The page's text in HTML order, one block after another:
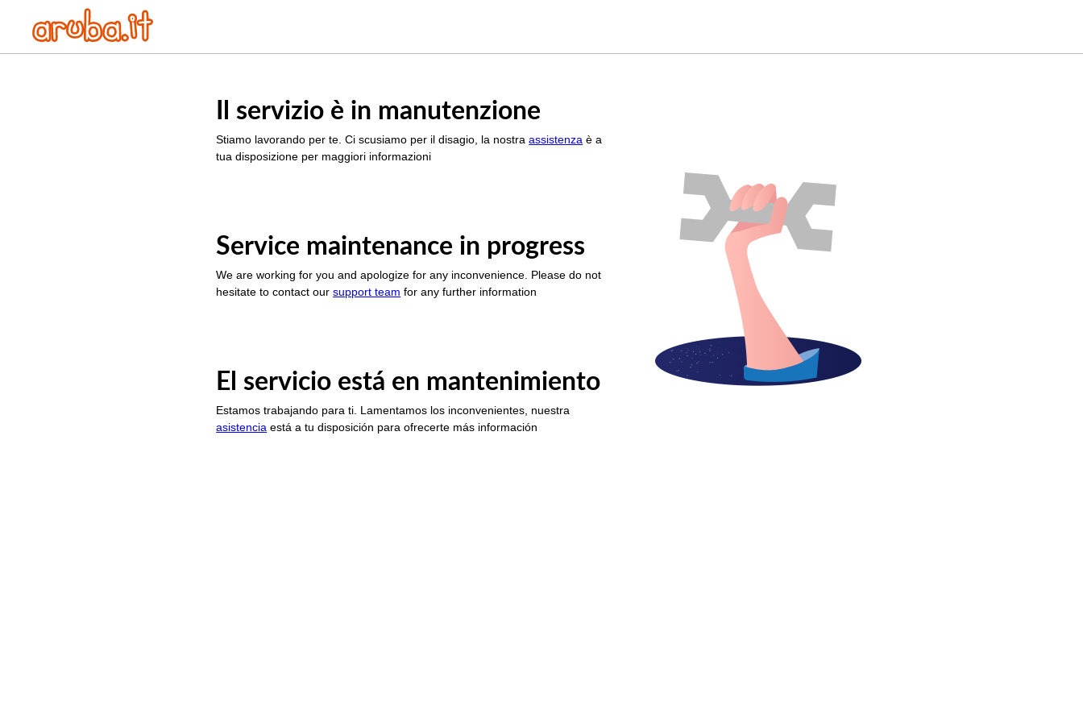
Il servizio è in manutenzione
Stiamo lavorando per te. Ci scusiamo per il disagio, la nostraassistenza è a
tua disposizione per maggiori informazioni
Service maintenance in progress
We are working for you and apologize for any inconvenience. Please do not
hesitate to contact oursupport team for any further information
El servicio está en mantenimiento
Estamos trabajando para ti. Lamentamos los inconvenientes, nuestra
asistencia está a tu disposición para ofrecerte más información